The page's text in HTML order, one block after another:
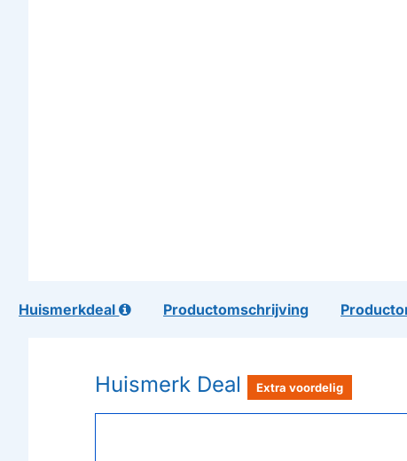
Huismerkdeal Productomschrijving
Huismerk Deal Extra voordelig